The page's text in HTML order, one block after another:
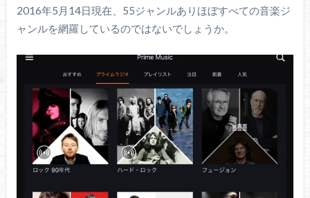
2016年5月14日現在、55ジャンルありほぼすべての音楽ジ
ャンルを網羅しているのではないでしょうか。